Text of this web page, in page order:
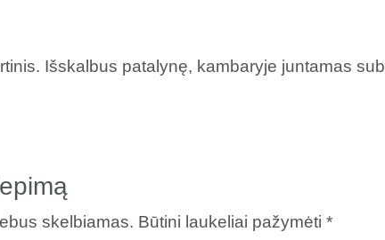
Išskalbus patalynę, kambaryje juntamas
skelbiamas. Būtini laukeliai pažymėti*